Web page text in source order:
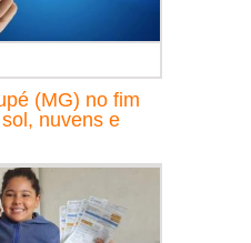
(MG) no fim
nuvens e